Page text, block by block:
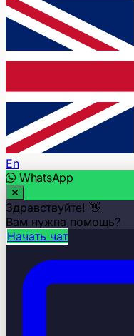
En
WhatsApp
Здравствуйте! 👋
Вам нужна помощь?
Начать чат